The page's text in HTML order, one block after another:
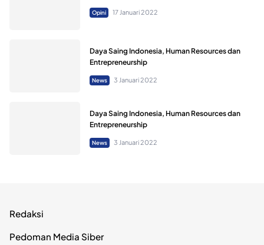
Opini 17 Januari 2022
Daya Saing Indonesia, Human Resources dan
Entrepreneurship
News 3 Januari 2022
Daya Saing Indonesia, Human Resources dan
Entrepreneurship
News 3 Januari 2022
Redaksi
Pedoman Media Siber